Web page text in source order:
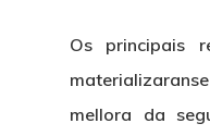
Os principais
mellora da